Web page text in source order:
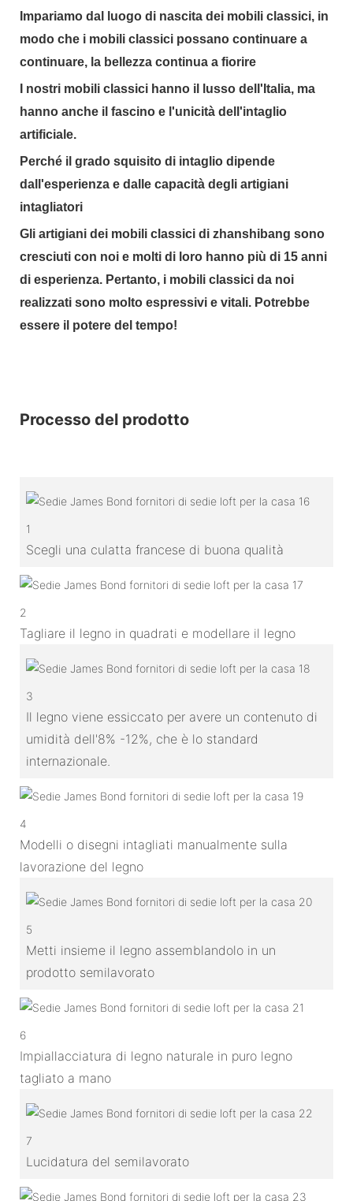
Impariamo dal luogo di nascita dei mobili classici, in
modo che i mobili classici possano continuare a
continuare, la bellezza continua a fiorire
I nostri mobili classici hanno il lusso dell'Italia, ma
hanno anche il fascino e l'unicità dell'intaglio
artificiale.
Perché il grado squisito di intaglio dipende
dall'esperienza e dalle capacità degli artigiani
intagliatori
Gli artigiani dei mobili classici di zhanshibang sono
cresciuti con noi e molti di loro hanno più di 15 anni
di esperienza. Pertanto, i mobili classici da noi
realizzati sono molto espressivi e vitali. Potrebbe
essere il potere del tempo!
Processo del prodotto
1
Scegli una culatta francese di buona qualità
2
Tagliare il legno in quadrati e modellare il legno
3
Il legno viene essiccato per avere un contenuto di
umidità dell'8% -12%, che è lo standard
internazionale.
4
Modelli o disegni intagliati manualmente sulla
lavorazione del legno
5
Metti insieme il legno assemblandolo in un
prodotto semilavorato
6
Impiallacciatura di legno naturale in puro legno
tagliato a mano
7
Lucidatura del semilavorato